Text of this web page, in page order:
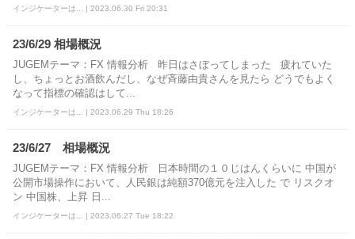
インジケーターは... | 2023.06.30 Fri 20:31
23/6/29 相場概況
JUGEMテーマ：FX 情報分析 昨日はさぼってしまった 疲れていた
し、ちょっとお酒飲んだし、なぜ斉藤由貴さんを見たら どうでもよく
なって指標の確認はして...
インジケーターは... | 2023.06.29 Thu 18:26
23/6/27 相場概況
JUGEMテーマ：FX 情報分析 日本時間の１０じはんくらいに 中国が
公開市場操作において、人民銀は純額370億元を注入した で リスクオ
ン 中国株、上昇 日...
インジケーターは... | 2023.06.27 Tue 18:22